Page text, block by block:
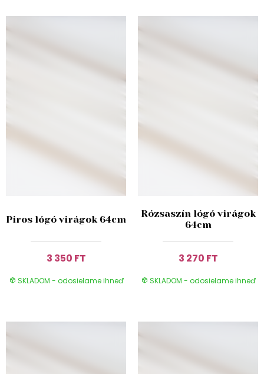
Piros lógó virágok 64cm
3 350 FT
SKLADOM - odosielame ihneď
Rózsaszín lógó virágok
64cm
3 270 FT
SKLADOM - odosielame ihneď